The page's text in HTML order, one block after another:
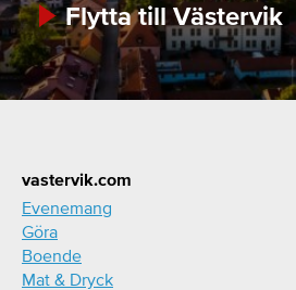
Flytta till Västervik
Footer
vastervik.com
Evenemang
Göra
Boende
Mat & Dryck